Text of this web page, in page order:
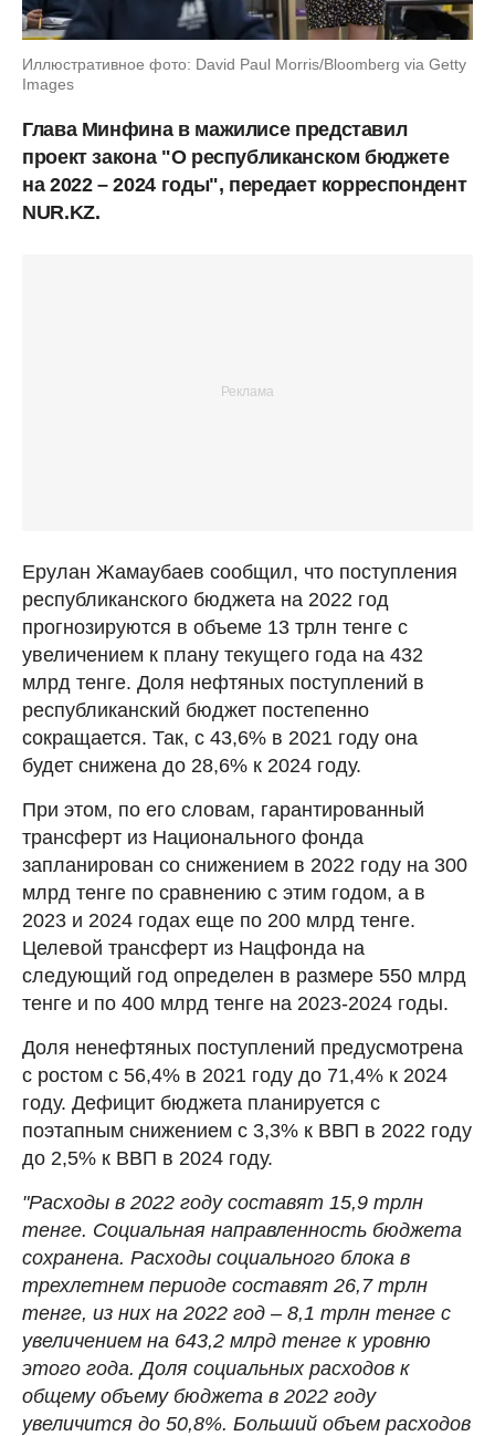
Иллюстративное фото: David Paul Morris/Bloomberg via Getty
Images
Глава Минфина в мажилисе представил
проект закона "О республиканском бюджете
на 2022 – 2024 годы", передает корреспондент
NUR.KZ.
Ерулан Жамаубаев сообщил, что поступления
республиканского бюджета на 2022 год
прогнозируются в объеме 13 трлн тенге с
увеличением к плану текущего года на 432
млрд тенге. Доля нефтяных поступлений в
республиканский бюджет постепенно
сокращается. Так, с 43,6% в 2021 году она
будет снижена до 28,6% к 2024 году.
При этом, по его словам, гарантированный
трансферт из Национального фонда
запланирован со снижением в 2022 году на 300
млрд тенге по сравнению с этим годом, а в
2023 и 2024 годах еще по 200 млрд тенге.
Целевой трансферт из Нацфонда на
следующий год определен в размере 550 млрд
тенге и по 400 млрд тенге на 2023-2024 годы.
Доля ненефтяных поступлений предусмотрена
с ростом с 56,4% в 2021 году до 71,4% к 2024
году. Дефицит бюджета планируется с
поэтапным снижением с 3,3% к ВВП в 2022 году
до 2,5% к ВВП в 2024 году.
"Расходы в 2022 году составят 15,9 трлн
тенге. Социальная направленность бюджета
сохранена. Расходы социального блока в
трехлетнем периоде составят 26,7 трлн
тенге, из них на 2022 год – 8,1 трлн тенге с
увеличением на 643,2 млрд тенге к уровню
этого года. Доля социальных расходов к
общему объему бюджета в 2022 году
увеличится до 50,8%. Больший объем расходов